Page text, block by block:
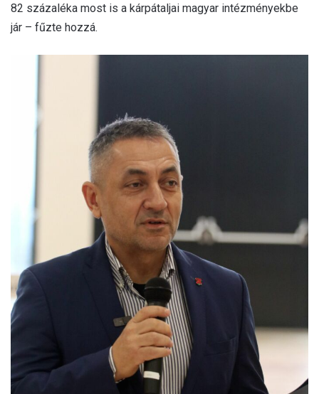
82 százaléka most is a kárpátaljai magyar intézményekbe
jár – fűzte hozzá.